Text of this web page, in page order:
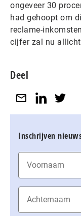
ongeveer 30
had gehoopt om
reclame-
cijfer zal nu
Deel
Inschrijven